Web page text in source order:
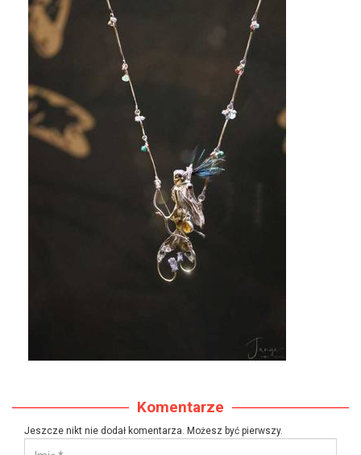
Komentarze
Jeszcze nikt nie dodał komentarza. Możesz być pierwszy.